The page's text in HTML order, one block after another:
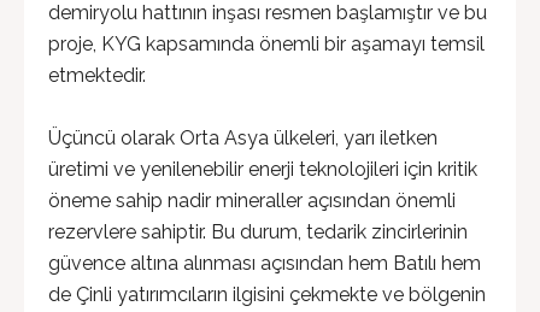
demiryolu hattının inşası resmen başlamıştır ve bu
proje, KYG kapsamında önemli bir aşamayı temsil
etmektedir.
Üçüncü olarak Orta Asya ülkeleri, yarı iletken
üretimi ve yenilenebilir enerji teknolojileri için kritik
öneme sahip nadir mineraller açısından önemli
rezervlere sahiptir. Bu durum, tedarik zincirlerinin
güvence altına alınması açısından hem Batılı hem
de Çinli yatırımcıların ilgisini çekmekte ve bölgenin